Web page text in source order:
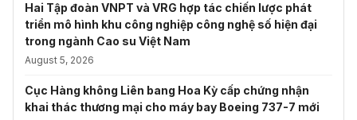
Hai Tập đoàn VNPT và VRG hợp tác chiến lược phát
triển mô hình khu công nghiệp công nghệ số hiện đại
trong ngành Cao su Việt Nam
August 5, 2026
Cục Hàng không Liên bang Hoa Kỳ cấp chứng nhận
khai thác thương mại cho máy bay Boeing 737-7 mới